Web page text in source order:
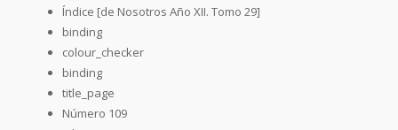
Índice [de Nosotros Año XII. Tomo 29]
binding
colour_checker
binding
title_page
Número 109